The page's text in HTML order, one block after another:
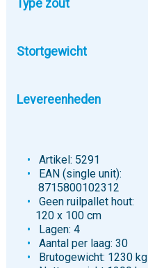
Type zout
Stortgewicht
Levereenheden
Artikel: 5291
EAN (single unit):
8715800102312
Geen ruilpallet hout:
120 x 100 cm
Lagen: 4
Aantal per laag: 30
Brutogewicht: 1230 kg